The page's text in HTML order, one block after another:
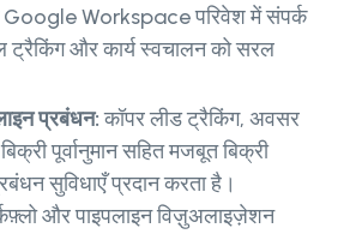
Google Workspace परिवेश में संपर्क
ट्रैकिंग और कार्य स्वचालन को सरल
प्रबंधन:कॉपर लीड ट्रैकिंग, अवसर
पूर्वानुमान सहित मजबूत बिक्री
सुविधाएँ प्रदान करता है।
और पाइपलाइन विज़ुअलाइज़ेशन